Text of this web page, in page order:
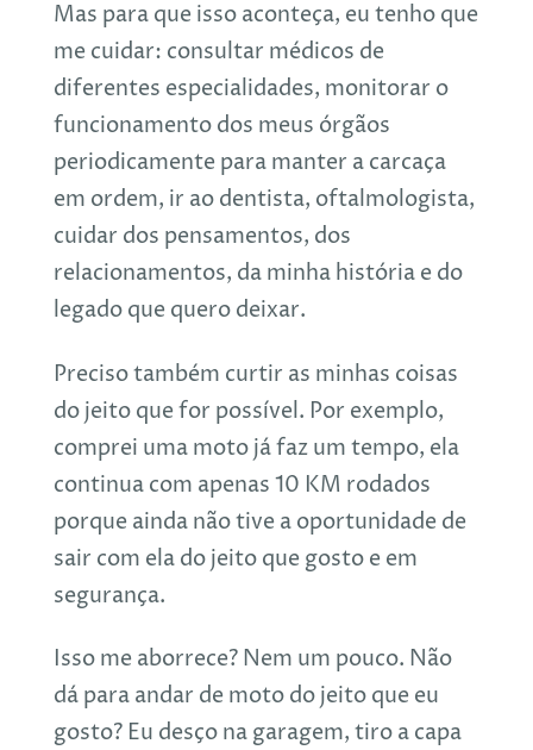
Mas para que isso aconteça, eu tenho que
me cuidar: consultar médicos de
diferentes especialidades, monitorar o
funcionamento dos meus órgãos
periodicamente para manter a carcaça
em ordem, ir ao dentista, oftalmologista,
cuidar dos pensamentos, dos
relacionamentos, da minha história e do
legado que quero deixar.
Preciso também curtir as minhas coisas
do jeito que for possível. Por exemplo,
comprei uma moto já faz um tempo, ela
continua com apenas 10 KM rodados
porque ainda não tive a oportunidade de
sair com ela do jeito que gosto e em
segurança.
Isso me aborrece? Nem um pouco. Não
dá para andar de moto do jeito que eu
gosto? Eu desço na garagem, tiro a capa